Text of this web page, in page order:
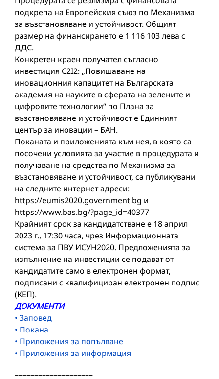
подкрепа на Европейския съюз по Механизма
за възстановяване и устойчивост. Общият
размер на финансирането е 1 116 103 лева с
ДДС.
Конкретен краен получател съгласно
инвестиция C2I2: „Повишаване на
иновационния капацитет на Българската
академия на науките в сферата на зелените и
цифровите технологии“ по Плана за
възстановяване и устойчивост е Единният
център за иновации – БАН.
Поканата и приложенията към нея, в която са
посочени условията за участие в процедурата и
получаване на средства по Механизма за
възстановяване и устойчивост, са публикувани
на следните интернет адреси:
https://eumis2020.government.bg и
https://www.bas.bg/?page_id=40377
Крайният срок за кандидатстване е 18 април
2023 г., 17:30 часа, чрез Информационната
система за ПВУ ИСУН2020. Предложенията за
изпълнение на инвестиции се подават от
кандидатите само в електронен формат,
подписани с квалифициран електронен подпис
(КЕП).
ДОКУМЕНТИ
• Заповед
• Покана
• Приложения за попълване
• Приложения за информация
––––––––––––––––––––